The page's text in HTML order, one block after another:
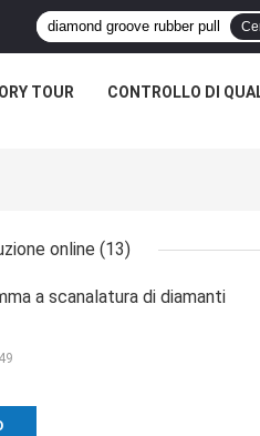
TOUR CONTROLLO DI
online (13)
a scanalatura di diamanti